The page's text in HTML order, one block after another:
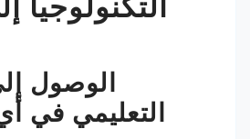
التكنولوجيا
الوصول
التعليمي في